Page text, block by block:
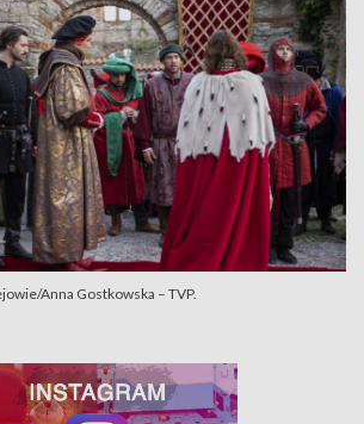
Anna Gostkowska – TVP.